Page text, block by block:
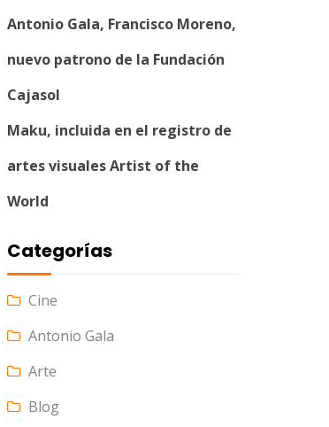
Antonio Gala, Francisco Moreno,
nuevo patrono de la Fundación
Cajasol
Maku, incluida en el registro de
artes visuales Artist of the
World
Categorías
Cine
Antonio Gala
Arte
Blog